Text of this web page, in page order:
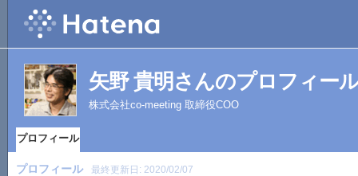
矢野 貴明さんのプロフィー
株式会社co-meeting 取締役COO
プロフィール
プロフィール 最終更新日: 2020/02/07